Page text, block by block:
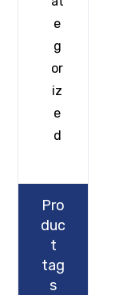
e
g
or
iz
e
d
Pro
duc
t
tag
s